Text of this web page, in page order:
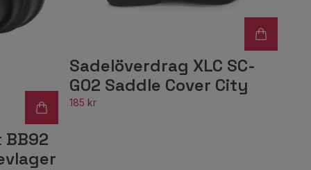
BB92
Sadelöverdrag XLC SC-
G02 Saddle Cover City
185 kr